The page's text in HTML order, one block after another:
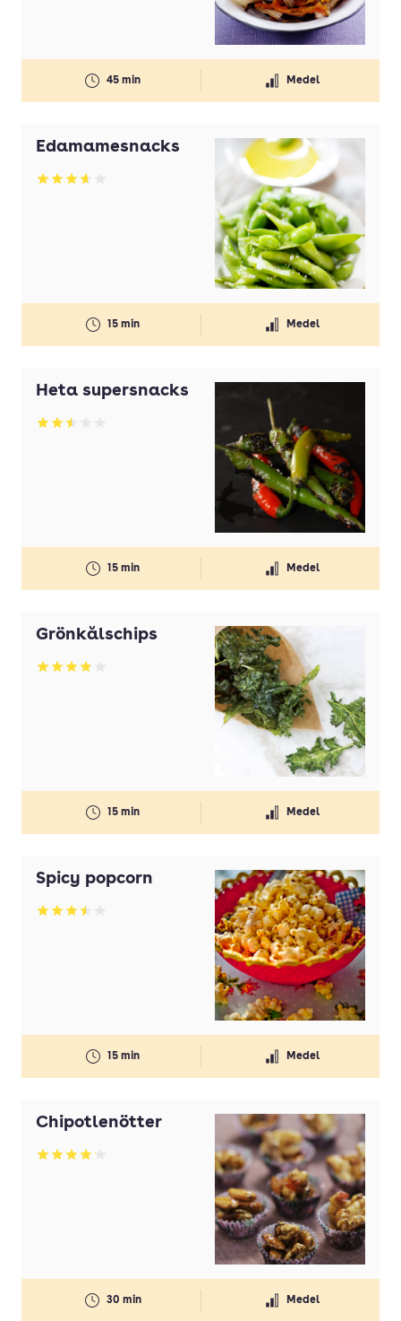
45 min Medel
Edamamesnacks
Betyg: 3.68 av 5
15 min Medel
Heta supersnacks
Betyg: 2.5 av 5
15 min Medel
Grönkålschips
Betyg: 3.88 av 5
15 min Medel
Spicy popcorn
Betyg: 3.48 av 5
15 min Medel
Chipotlenötter
Betyg: 4.12 av 5
30 min Medel